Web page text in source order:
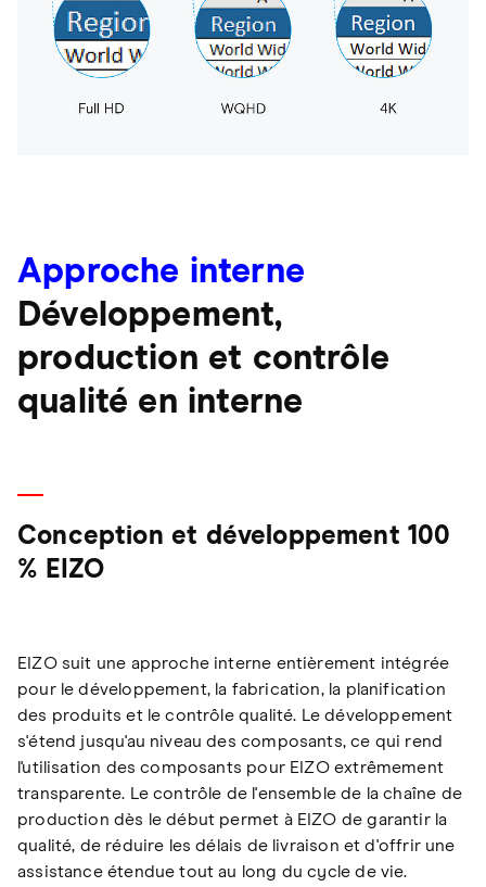
Approche interne
Développement,
production et contrôle
qualité en interne
Conception et développement 100
% EIZO
EIZO suit une approche interne entièrement intégrée
pour le développement, la fabrication, la planification
des produits et le contrôle qualité. Le développement
s'étend jusqu'au niveau des composants, ce qui rend
l'utilisation des composants pour EIZO extrêmement
transparente. Le contrôle de l'ensemble de la chaîne de
production dès le début permet à EIZO de garantir la
qualité, de réduire les délais de livraison et d'offrir une
assistance étendue tout au long du cycle de vie.